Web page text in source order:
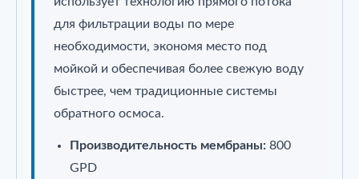
для фильтрации воды по мере
необходимости, экономя место под
мойкой и обеспечивая более свежую воду
быстрее, чем традиционные системы
обратного осмоса.
Производительность мембраны: 800
GPD